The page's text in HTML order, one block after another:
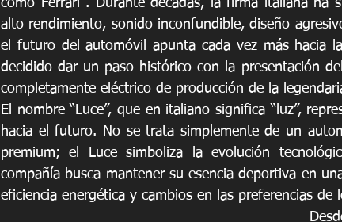
como Ferrari . Durante décadas, la firma italiana ha
alto rendimiento, sonido inconfundible, diseño
el futuro del automóvil apunta cada vez más hacia
decidido dar un paso histórico con la presentación
completamente eléctrico de producción de la
El nombre “Luce”, que en italiano significa “luz”,
hacia el futuro. No se trata simplemente de un
premium; el Luce simboliza la evolución
compañía busca mantener su esencia deportiva en
eficiencia energética y cambios en las preferencias de